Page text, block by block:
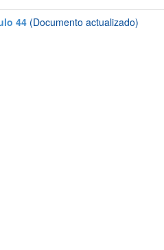
44 (Documento actualizado)